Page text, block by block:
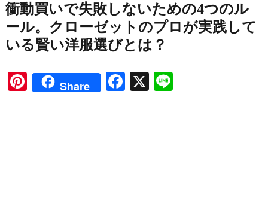
衝動買いで失敗しないための4つのル
ール。クローゼットのプロが実践して
いる賢い洋服選びとは？
Pinterest
Share Facebook
X